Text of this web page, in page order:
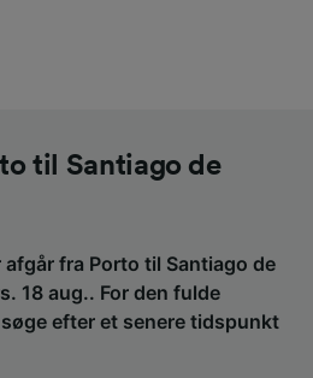
til Santiago de
fra Porto til Santiago de
18 aug.. For den fulde
efter et senere tidspunkt